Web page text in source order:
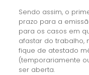
Sendo assim, o
prazo para a
para os casos em
afastar do trabalho,
fique de atestado
(temporariamente
ser aberta.